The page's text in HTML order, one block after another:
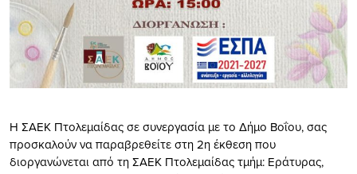
Η ΣΑΕΚ Πτολεμαίδας σε συνεργασία με το Δήμο Βοΐου, σας
προσκαλούν να παραβρεθείτε στη 2η έκθεση που
διοργανώνεται από τη ΣΑΕΚ Πτολεμαίδας τμήμ: Εράτυρας,